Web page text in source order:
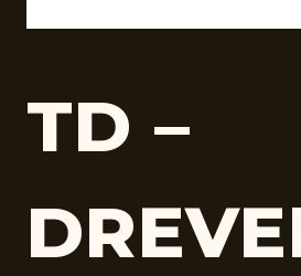
TD –